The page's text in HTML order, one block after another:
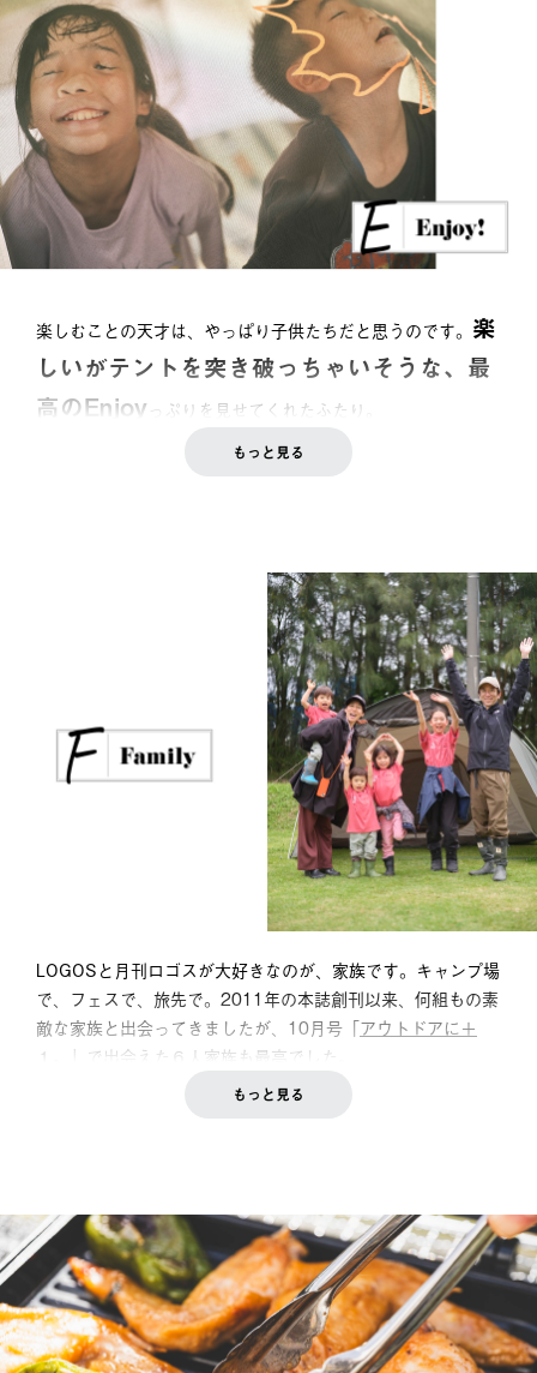
楽しむことの天才は、やっぱり子供たちだと思うのです。 楽
しいがテントを突き破っちゃいそうな、最
高のEnjoy っぷりを見せてくれたふたり。
もっと見る
LOGOSと月刊ロゴスが大好きなのが、家族です。キャンプ場
で、フェスで、旅先で。2011年の本誌創刊以来、何組もの素
敵な家族と出会ってきましたが、10月号「アウトドアに＋
１。
」で出会えた６人家族も最高でした。
もっと見る